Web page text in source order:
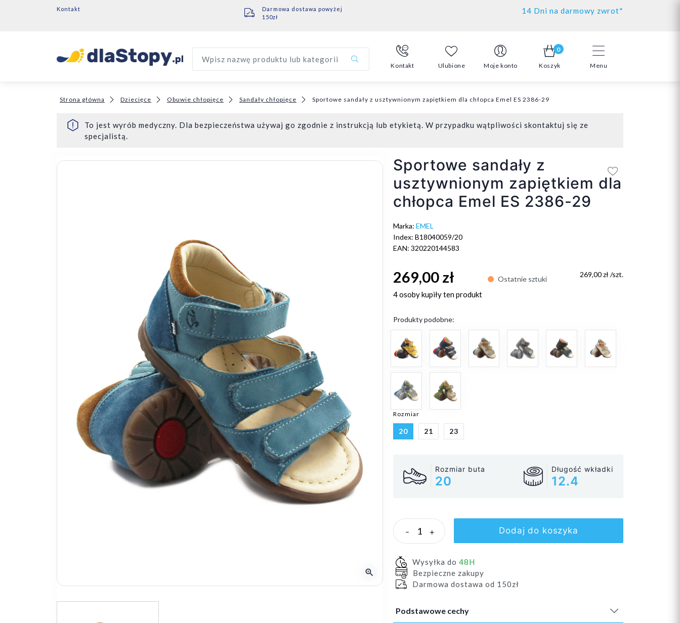
Kontakt
Darmowa dostawa powyżej
150zł
14 Dni na darmowy zwrot*
Menu
Wpisz nazwę produktu lub kategorii
Kontakt Ulubione Moje konto
0
Koszyk
Strona główna Dziecięce Obuwie chłopięce Sandały chłopięce Sportowe sandały z usztywnionym zapiętkiem dla chłopca Emel ES 2386-29
To jest wyrób medyczny. Dla bezpieczeństwa używaj go zgodnie z instrukcją lub etykietą. W przypadku wątpliwości skontaktuj się ze
specjalistą.
zoom_in
Sportowe sandały z
usztywnionym zapiętkiem dla
chłopca Emel ES 2386-29
Marka: EMEL
Index: B18040059/20
EAN: 320220144583
269,00 zł Ostatnie sztuki
269,00 zł /szt.
4 osobykupiły ten produkt
Produkty podobne:
Rozmiar
20 21 23
Rozmiar buta
20
Długość wkładki
12.4
- + Dodaj do koszyka
Wysyłka do 48H
Bezpieczne zakupy
Darmowa dostawa od 150zł
Podstawowe cechy